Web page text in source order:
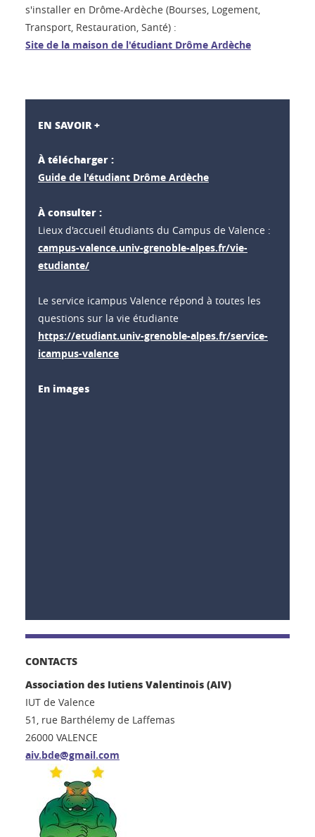
s'installer en Drôme-Ardèche (Bourses, Logement,
Transport, Restauration, Santé) :
Site de la maison de l'étudiant Drôme Ardèche
EN SAVOIR +
À télécharger :
Guide de l'étudiant Drôme Ardèche
À consulter :
Lieux d'accueil étudiants du Campus de Valence :
campus-valence.univ-grenoble-alpes.fr/vie-
etudiante/
Le service icampus Valence répond à toutes les
questions sur la vie étudiante
https://etudiant.univ-grenoble-alpes.fr/service-
icampus-valence
En images
CONTACTS
Association des Iutiens Valentinois (AIV)
IUT de Valence
51, rue Barthélemy de Laffemas
26000 VALENCE
aiv.bde@gmail.com